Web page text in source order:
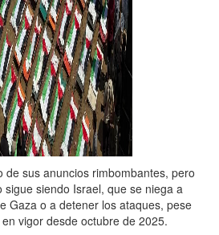
de sus anuncios rimbombantes, pero
sigue siendo Israel, que se niega a
Gaza o a detener los ataques, pese
vigor desde octubre de 2025.